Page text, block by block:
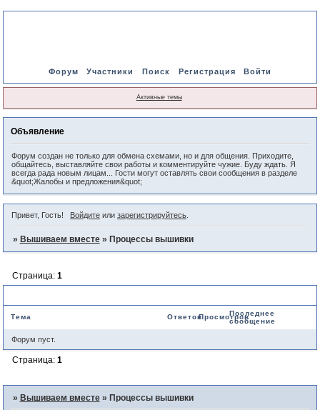
Форум Участники Поиск Регистрация Войти
Активные темы
Объявление
Форум создан не только для обмена схемами, но и для общения. Приходите,
общайтесь, выставляйте свои работы и комментируйте чужие. Буду ждать. Я
всегда рада новым лицам... Гости могут оставлять свои сообщения в разделе
&quot;Жалобы и предложения&quot;
Привет, Гость! Войдитеили зарегистрируйтесь.
» Вышиваем вместе » Процессы вышивки
Страница: 1
Тема ОтветовПросмотровПоследнее
сообщение
Форум пуст.
Страница: 1
» Вышиваем вместе » Процессы вышивки